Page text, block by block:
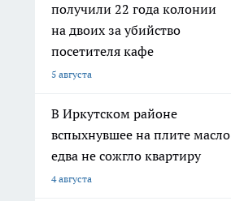
получили 22 года колонии
на двоих за убийство
посетителя кафе
5 августа
В Иркутском районе
вспыхнувшее на плите масло
едва не сожгло квартиру
4 августа